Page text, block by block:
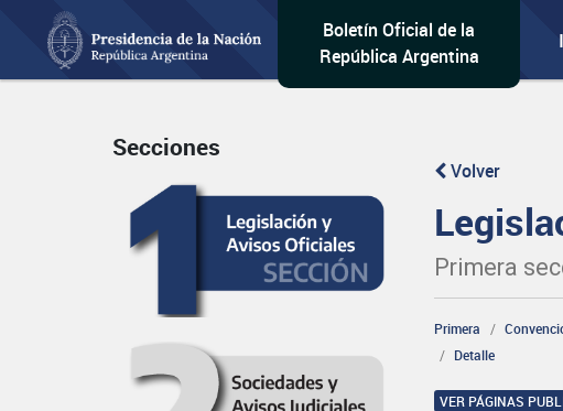
Boletín Oficial de la
República Argentina
Secciones
Volver
Primera
Primera
Detalle
VER PÁGINAS